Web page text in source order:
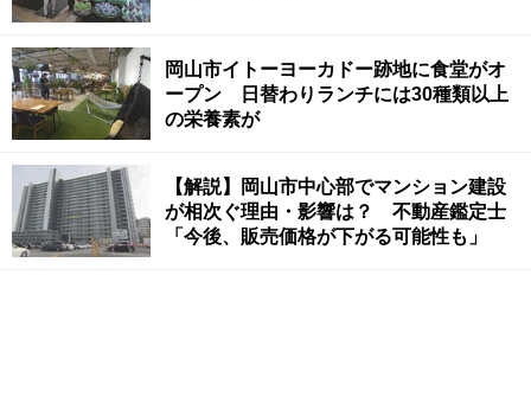
岡山市イトーヨーカドー跡地に食堂がオ
ープン 日替わりランチには30種類以上
の栄養素が
【解説】岡山市中心部でマンション建設
が相次ぐ理由・影響は？ 不動産鑑定士
「今後、販売価格が下がる可能性も」